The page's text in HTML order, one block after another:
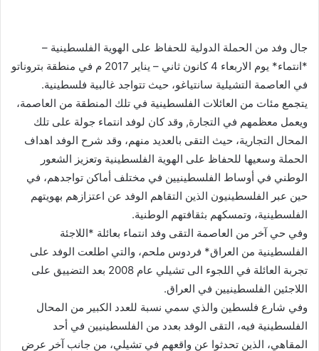
جال وفد من الحملة الدولية للحفاظ على الهوية الفلسطينية –
*انتماء* يوم الاربعاء 4 كانون ثاني – يناير 2017 م في منطقة بتروناتو
في العاصمة التشيلية سانتياغو، حيث تتواجد غالبية فلسطينية.
يتجمع مئات من العائلات الفلسطينية في تلك المنطقة من العاصمة،
ويعمل معظمهم في التجارة, وقد كان لوفد انتماء جولة على تلك
المحال التجارية، حيث التقى بالعديد منهم، وقد شرح الوفد اهداف
الحملة وسعيها للحفاظ على الهوية الفلسطينية وتعزيز الشعور
الوطني في أوساط الفلسطينيين في مختلف أماكن تواجدهم، في
حين عبر الفلسطينيون الذين التقاهم الوفد عن اعتزازهم بهويتهم
الفلسطينية، وتمسكهم بثقافتهم الوطنية.
وفي حي آخر من العاصمة التقى وفد انتماء بعائلة *اللاجئة
الفلسطينية من العراق* فردوس ملحم، والتي اطلعت الوفد على
تجربة العائلة في اللجوء الى تشيلي عام 2008 بعد التضييق على
اللاجئين الفلسطينيين في العراق.
وفي شارع فلسطين والذي سمي نسبة للعدد الكبير من المحال
الفلسطينية فيه، التقى الوفد بعدد من الفلسطينيين في أحد
المقاهي، الذين تحدثوا عن واقعهم في تشيلي، من جانب آخر عرض